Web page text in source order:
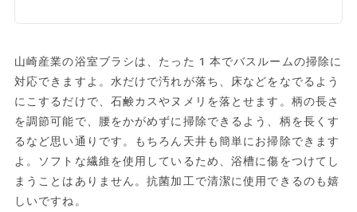
山崎産業の浴室ブラシは、たった1本でバスルームの掃除に
対応できますよ。水だけで汚れが落ち、床などをなでるよう
にこするだけで、石鹸カスやヌメリを落とせます。柄の長さ
を調節可能で、腰をかがめずに掃除できるよう、柄を長くす
るなど思い通りです。もちろん天井も簡単にお掃除できます
よ。ソフトな繊維を使用しているため、浴槽に傷をつけてし
まうことはありません。抗菌加工で清潔に使用できるのも嬉
しいですね。